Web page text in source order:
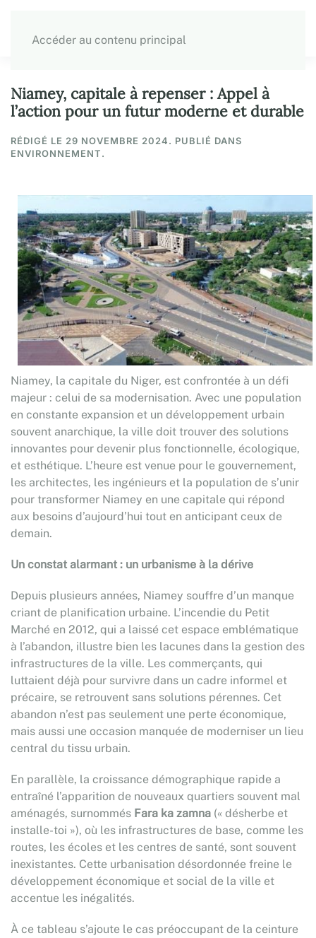
Accéder au contenu principal
Niamey, capitale à repenser : Appel à
l’action pour un futur moderne et durable
RÉDIGÉ LE 29 NOVEMBRE 2024. PUBLIÉ DANS
ENVIRONNEMENT.
Niamey, la capitale du Niger, est confrontée à un défi
majeur : celui de sa modernisation. Avec une population
en constante expansion et un développement urbain
souvent anarchique, la ville doit trouver des solutions
innovantes pour devenir plus fonctionnelle, écologique,
et esthétique. L’heure est venue pour le gouvernement,
les architectes, les ingénieurs et la population de s’unir
pour transformer Niamey en une capitale qui répond
aux besoins d’aujourd’hui tout en anticipant ceux de
demain.
Un constat alarmant : un urbanisme à la dérive
Depuis plusieurs années, Niamey souffre d’un manque
criant de planification urbaine. L’incendie du Petit
Marché en 2012, qui a laissé cet espace emblématique
à l’abandon, illustre bien les lacunes dans la gestion des
infrastructures de la ville. Les commerçants, qui
luttaient déjà pour survivre dans un cadre informel et
précaire, se retrouvent sans solutions pérennes. Cet
abandon n’est pas seulement une perte économique,
mais aussi une occasion manquée de moderniser un lieu
central du tissu urbain.
En parallèle, la croissance démographique rapide a
entraîné l’apparition de nouveaux quartiers souvent mal
aménagés, surnommés Fara ka zamna (« désherbe et
installe-toi »), où les infrastructures de base, comme les
routes, les écoles et les centres de santé, sont souvent
inexistantes. Cette urbanisation désordonnée freine le
développement économique et social de la ville et
accentue les inégalités.
À ce tableau s’ajoute le cas préoccupant de la ceinture